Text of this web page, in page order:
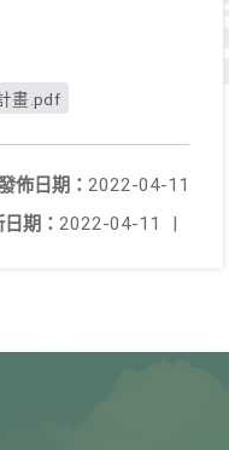
畫.pdf
佈日期： 2022-04-11
期： 2022-04-11 |